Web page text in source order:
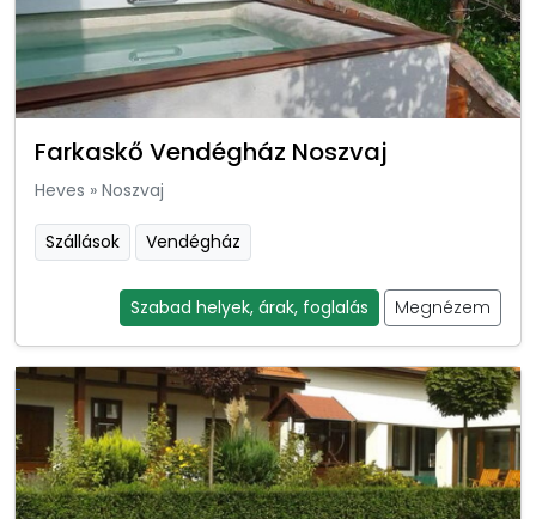
Farkaskő Vendégház Noszvaj
Heves » Noszvaj
Szállások Vendégház
Szabad helyek, árak, foglalás Megnézem